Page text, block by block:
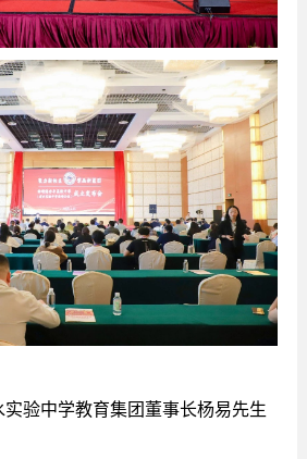
验中学教育集团董事长杨易先生